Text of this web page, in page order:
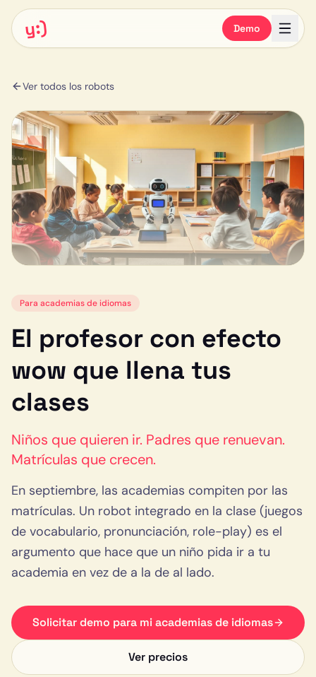
y:) Demo
Ver todos los robots
Para academias de idiomas
El profesor con efecto
wow que llena tus
clases
Niños que quieren ir. Padres que renuevan.
Matrículas que crecen.
En septiembre, las academias compiten por las
matrículas. Un robot integrado en la clase (juegos
de vocabulario, pronunciación, role-play) es el
argumento que hace que un niño pida ir a tu
academia en vez de a la de al lado.
Solicitar demo para miacademias de idiomas
Ver precios